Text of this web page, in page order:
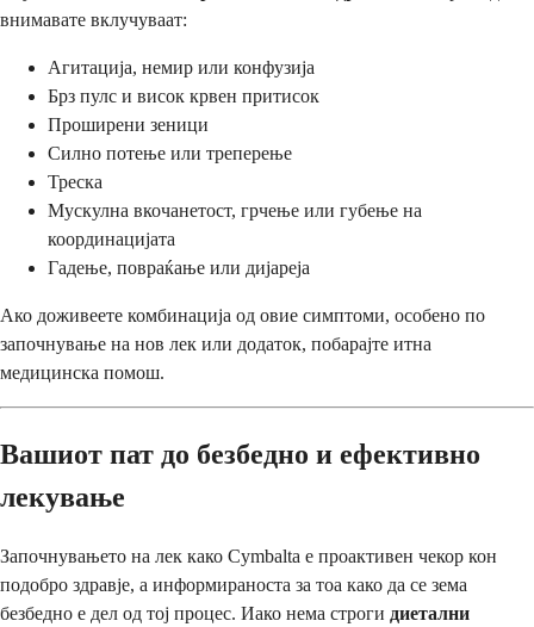
внимавате вклучуваат:
Агитација, немир или конфузија
Брз пулс и висок крвен притисок
Проширени зеници
Силно потење или треперење
Треска
Мускулна вкочанетост, грчење или губење на
координацијата
Гадење, повраќање или дијареја
Ако доживеете комбинација од овие симптоми, особено по
започнување на нов лек или додаток, побарајте итна
медицинска помош.
Вашиот пат до безбедно и ефективно
лекување
Започнувањето на лек како Cymbalta е проактивен чекор кон
подобро здравје, а информираноста за тоа како да се зема
безбедно е дел од тој процес. Иако нема строги диетални